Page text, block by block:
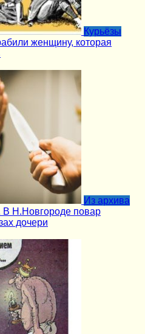
Курьёзы
женщину, которая
Из архива
В Н.Новгороде повар
дочери